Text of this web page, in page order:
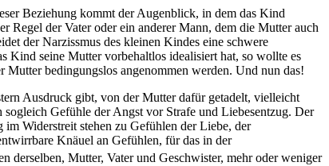
Beziehung kommt der Augenblick, in dem das Kind
Regel der Vater oder ein anderer Mann, dem die Mutter auch
der Narzissmus des kleinen Kindes eine schwere
Kind seine Mutter vorbehaltlos idealisiert hat, so wollte es
bedingungslos angenommen werden. Und nun das!
Ausdruck gibt, von der Mutter dafür getadelt, vielleicht
Gefühle der Angst vor Strafe und Liebesentzug. Der
Widerstreit stehen zu Gefühlen der Liebe, der
Knäuel an Gefühlen, für das in der
derselben, Mutter, Vater und Geschwister, mehr oder weniger